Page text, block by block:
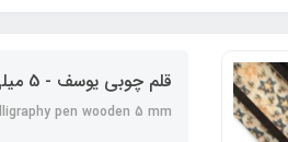
قلم چوبی یوسف - 5 میلی‌متر
pen wooden 5 mm